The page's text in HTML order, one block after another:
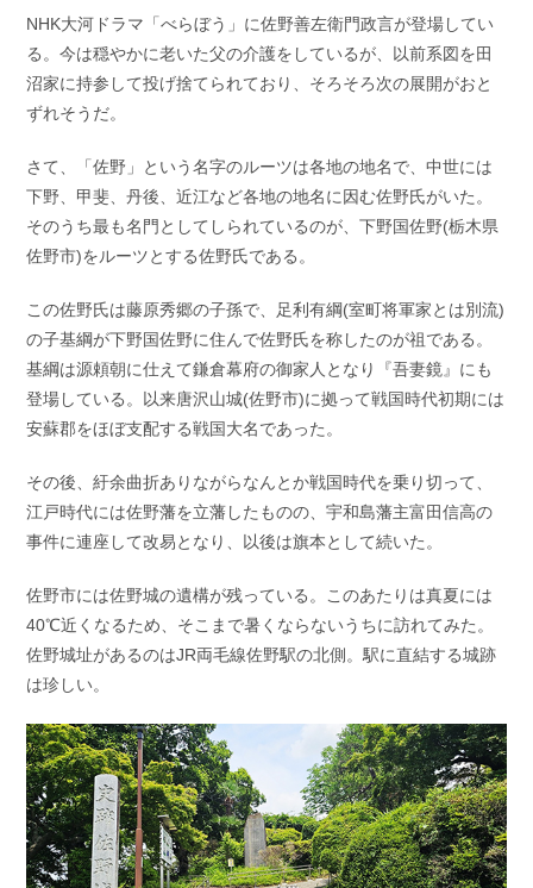
NHK大河ドラマ「べらぼう」に佐野善左衛門政言が登場してい
る。今は穏やかに老いた父の介護をしているが、以前系図を田
沼家に持参して投げ捨てられており、そろそろ次の展開がおと
ずれそうだ。
さて、「佐野」という名字のルーツは各地の地名で、中世には
下野、甲斐、丹後、近江など各地の地名に因む佐野氏がいた。
そのうち最も名門としてしられているのが、下野国佐野(栃木県
佐野市)をルーツとする佐野氏である。
この佐野氏は藤原秀郷の子孫で、足利有綱(室町将軍家とは別流)
の子基綱が下野国佐野に住んで佐野氏を称したのが祖である。
基綱は源頼朝に仕えて鎌倉幕府の御家人となり『吾妻鏡』にも
登場している。以来唐沢山城(佐野市)に拠って戦国時代初期には
安蘇郡をほぼ支配する戦国大名であった。
その後、紆余曲折ありながらなんとか戦国時代を乗り切って、
江戸時代には佐野藩を立藩したものの、宇和島藩主富田信高の
事件に連座して改易となり、以後は旗本として続いた。
佐野市には佐野城の遺構が残っている。このあたりは真夏には
40℃近くなるため、そこまで暑くならないうちに訪れてみた。
佐野城址があるのはJR両毛線佐野駅の北側。駅に直結する城跡
は珍しい。